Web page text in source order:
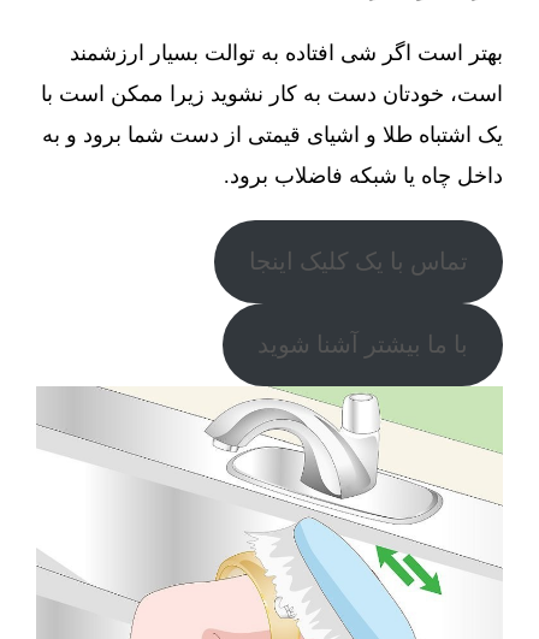
بهتر است اگر شی افتاده به توالت بسیار ارزشمند
است، خودتان دست به کار نشوید زیرا ممکن است با
یک اشتباه طلا و اشیای قیمتی از دست شما برود و به
داخل چاه یا شبکه فاضلاب برود.
تماس با یک کلیک اینجا
با ما بیشتر آشنا شوید